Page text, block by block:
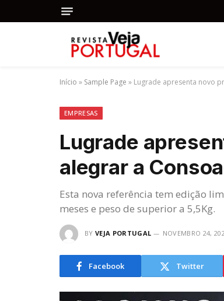
Início » Sample Page » Lugrade apresenta novo
EMPRESAS
Lugrade
alegrar a
Esta nova referência tem edição
meses e peso de superior a 5,5Kg.
BY VEJA PORTUGAL NOVEMBRO 24,
Facebook Twitter